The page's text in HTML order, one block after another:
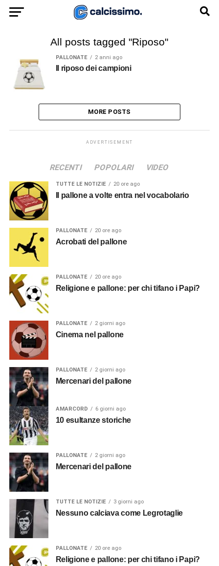
All posts tagged "Riposo"
PALLONATE 2 anni ago
Il riposo dei campioni
MORE POSTS
ADVERTISEMENT
RECENTI POPOLARI VIDEO
TUTTE LE NOTIZIE 20 ore ago
Il pallone a volte entra nel vocabolario
PALLONATE 20 ore ago
Acrobati del pallone
PALLONATE 20 ore ago
Religione e pallone: per chi tifano i Papi?
PALLONATE 2 giorni ago
Cinema nel pallone
PALLONATE 2 giorni ago
Mercenari del pallone
AMARCORD 6 giorni ago
10 esultanze storiche
PALLONATE 2 giorni ago
Mercenari del pallone
TUTTE LE NOTIZIE 3 giorni ago
Nessuno calciava come Legrotaglie
PALLONATE 20 ore ago
Religione e pallone: per chi tifano i Papi?